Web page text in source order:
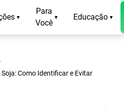
▾
Para
Você
▾ Educação ▾
Como Identificar e Evitar